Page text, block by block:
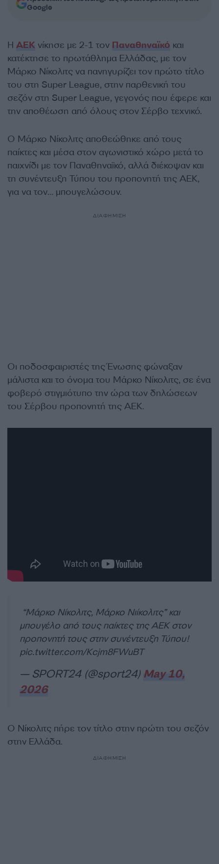
Google
Η ΑΕΚ νίκησε με 2-1 τον Παναθηναϊκό και
κατέκτησε το πρωτάθλημα Ελλάδας, με τον
Μάρκο Νίκολιτς να πανηγυρίζει τον πρώτο τίτλο
του στη Super League, στην παρθενική του
σεζόν στη Super League, γεγονός που έφερε και
την αποθέωση από όλους στον Σέρβο τεχνικό.
Ο Μάρκο Νίκολιτς αποθεώθηκε από τους
παίκτες και μέσα στον αγωνιστικό χώρο μετά το
παιχνίδι με τον Παναθηναϊκό, αλλά διέκοψαν και
τη συνέντευξη Τύπου του προπονητή της ΑΕΚ,
για να τον… μπουγελώσουν.
ΔΙΑΦΗΜΙΣΗ
Οι ποδοσφαιριστές της Ένωσης φώναξαν
μάλιστα και το όνομα του Μάρκο Νίκολιτς, σε ένα
φοβερό στιγμιότυπο την ώρα των δηλώσεων
του Σέρβου προπονητή της ΑΕΚ.
“Μάρκο Νίκολιτς, Μάρκο Νιίκολιτς” και
μπουγέλο από τους παίκτες της ΑΕΚ στον
προπονητή τους στην συνέντευξη Τύπου!
pic.twitter.com/Kcjm8FWuBT
— SPORT24 (@sport24) May 10,
2026
Ο Νίκολιτς πήρε τον τίτλο στην πρώτη του σεζόν
στην Ελλάδα.
ΔΙΑΦΗΜΙΣΗ